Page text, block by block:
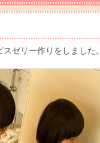
ゼリー作りをしました。